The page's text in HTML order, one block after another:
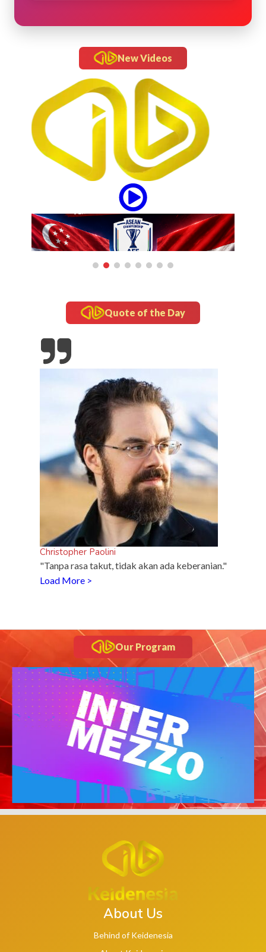
New Videos
5 Fakta Unik Kerak Telor, Kuliner Legendaris Khas
Betawi
Quote of the Day
Christopher Paolini
"Tanpa rasa takut, tidak akan ada keberanian."
Load More >
Our Program
About Us
Behind of Keidenesia